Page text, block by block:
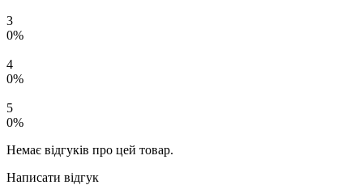
3
0%
4
0%
5
0%
Немає відгуків про цей товар.
Написати відгук